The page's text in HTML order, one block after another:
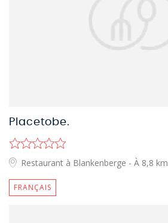
Placetobe.
Restaurant à Blankenberge - À 8,8 km
FRANÇAIS